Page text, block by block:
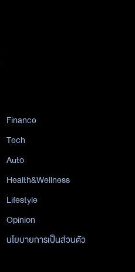
Finance
Tech
Auto
Health&Wellness
Lifestyle
Opinion
นโยบายการเป็นส่วนตัว